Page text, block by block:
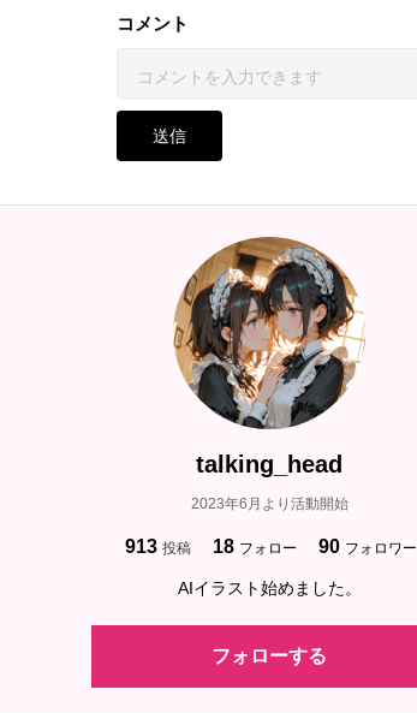
コメント
送信
talking_head
2023年6月より活動開始
913 投稿 18 フォロー 90 フォロワー
AIイラスト始めました。
フォローする